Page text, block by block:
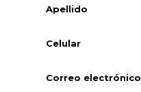
Apellido
Celular
Correo electrónico